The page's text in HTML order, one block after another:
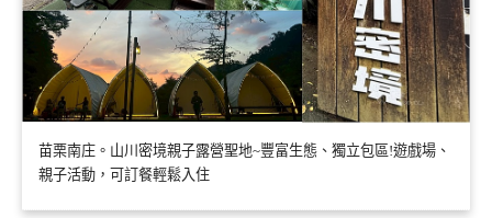
苗栗南庄。山川密境親子露營聖地~豐富生態、獨立包區!遊戲場、
親子活動，可訂餐輕鬆入住